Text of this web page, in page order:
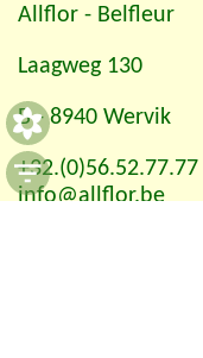
Allflor - Belfleur
Laagweg 130
B - 8940 Wervik
+32.(0)56.52.77.77
info@allflor.be